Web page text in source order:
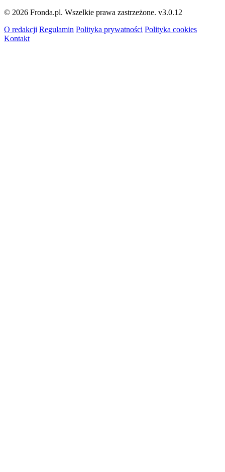
© 2026 Fronda.pl. Wszelkie prawa zastrzeżone. v3.0.12
O redakcji Regulamin Polityka prywatności Polityka cookies
Kontakt